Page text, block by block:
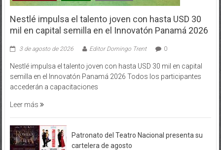
Nestlé impulsa el talento joven con hasta USD 30
mil en capital semilla en el Innovatón Panamá 2026
3 de agosto de 2026 Editor Domingo Trent 0
Nestlé impulsa el talento joven con hasta USD 30 mil en capital
semilla en el Innovatón Panamá 2026 Todos los participantes
accederán a capacitaciones
Leer más
Patronato del Teatro Nacional presenta su
cartelera de agosto